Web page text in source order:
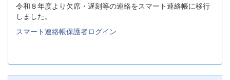
令和８年度より欠席・遅刻等の連絡をスマート連絡帳に移行
しました。
スマート連絡帳保護者ログイン